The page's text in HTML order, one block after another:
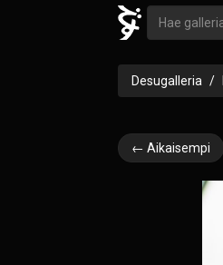
Desugalleria
← Aikaisempi